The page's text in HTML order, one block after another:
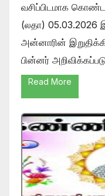
வசிப்பிடமாக கொண்ட
(லதா) 05.03.2026
அன்னாரின்
பின்னர்
Read More